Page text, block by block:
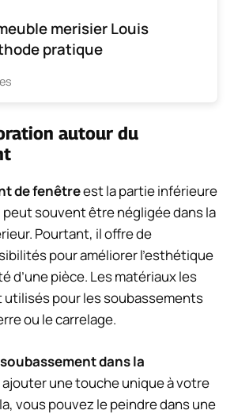
merisier Louis
pratique
autour du
de fenêtreest la partie inférieure
peut souvent être négligée dans la
Pourtant, il offre de
pour améliorer l’esthétique
d’une pièce. Les matériaux les
utilisés pour les soubassements
ou le carrelage.
dans la
une touche unique à votre
vous pouvez le peindre dans une